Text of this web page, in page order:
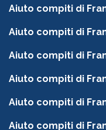
Aiuto compiti di
Aiuto compiti di
Aiuto compiti di
Aiuto compiti di
Aiuto compiti di
Aiuto compiti di